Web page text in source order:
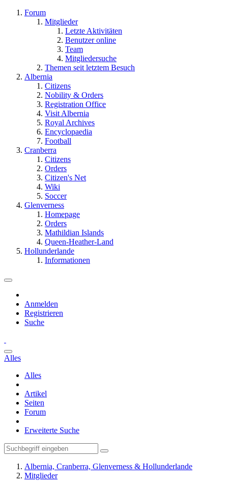
Forum
Mitglieder
Letzte Aktivitäten
Benutzer online
Team
Mitgliedersuche
Themen seit letztem Besuch
Albernia
Citizens
Nobility & Orders
Registration Office
Visit Albernia
Royal Archives
Encyclopaedia
Football
Cranberra
Citizens
Orders
Citizen's Net
Wiki
Soccer
Glenverness
Homepage
Orders
Mathildian Islands
Queen-Heather-Land
Hollunderlande
Informationen
Anmelden
Registrieren
Suche
Alles
Alles
Artikel
Seiten
Forum
Erweiterte Suche
Albernia, Cranberra, Glenverness & Hollunderlande
Mitglieder